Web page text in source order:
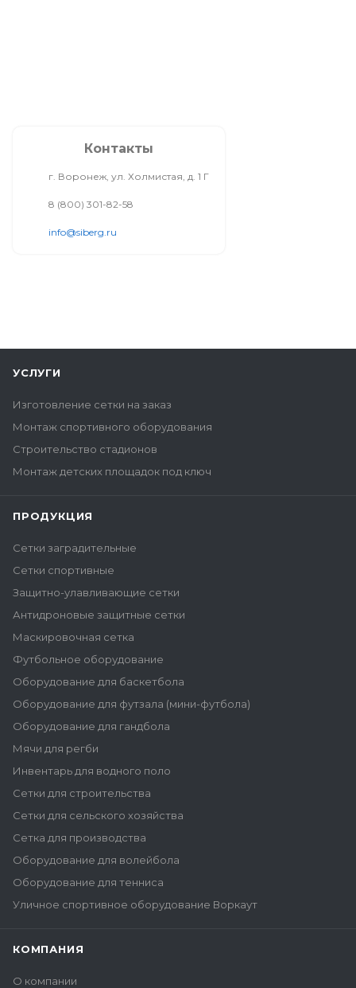
Контакты
г. Воронеж, ул. Холмистая, д. 1 Г
8 (800) 301-82-58
info@siberg.ru
УСЛУГИ
Изготовление сетки на заказ
Монтаж спортивного оборудования
Строительство стадионов
Монтаж детских площадок под ключ
ПРОДУКЦИЯ
Сетки заградительные
Сетки спортивные
Защитно-улавливающие сетки
Антидроновые защитные сетки
Маскировочная сетка
Футбольное оборудование
Оборудование для баскетбола
Оборудование для футзала (мини-футбола)
Оборудование для гандбола
Мячи для регби
Инвентарь для водного поло
Сетки для строительства
Сетки для сельского хозяйства
Сетка для производства
Оборудование для волейбола
Оборудование для тенниса
Уличное спортивное оборудование Воркаут
КОМПАНИЯ
О компании